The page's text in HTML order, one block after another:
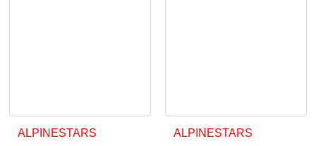
ALPINESTARS
Dieses Produkt weist mehrere Varianten auf. Die
ALPINESTARS
Dieses Produkt weist